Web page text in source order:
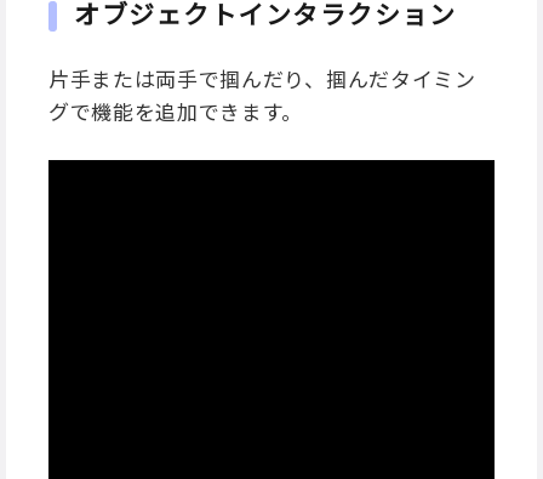
オブジェクトインタラクション
片手または両手で掴んだり、掴んだタイミン
グで機能を追加できます。